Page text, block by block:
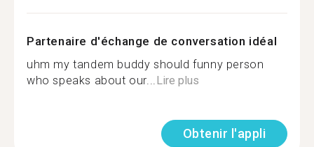
Partenaire d'échange de conversation idéal
uhm my tandem buddy should funny person
who speaks about our...Lire plus
Obtenir l'appli